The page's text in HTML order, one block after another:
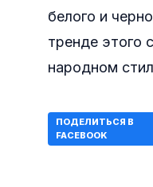
белого и
тренде этого
народном
ПОДЕЛИТЬСЯ В
FACEBOOK